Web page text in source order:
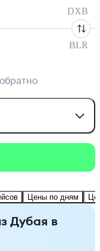
DXB
BLR
Цены по дням
Дубая в